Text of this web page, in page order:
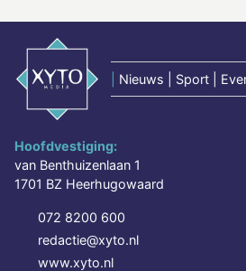
Nieuws | Sport |
Hoofdvestiging:
van Benthuizenlaan 1
1701 BZ Heerhugowaard
072 8200 600
redactie@xyto.nl
www.xyto.nl